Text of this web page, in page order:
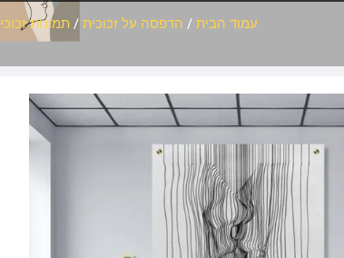
עמוד הבית/ הדפסה על זכוכית/ תמונות